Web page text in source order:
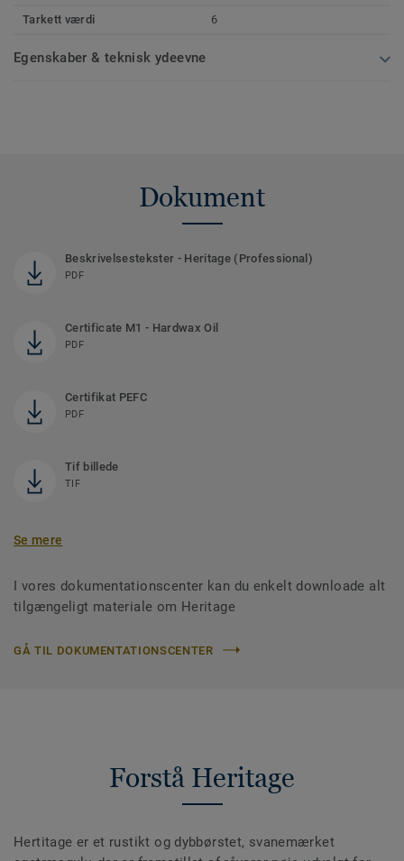
Tarkett værdi 6
Egenskaber & teknisk ydeevne
Dokument
Beskrivelsestekster - Heritage (Professional)
PDF
Certificate M1 - Hardwax Oil
PDF
Certifikat PEFC
PDF
Tif billede
TIF
Se mere
I vores dokumentationscenter kan du enkelt downloade alt
tilgængeligt materiale om Heritage
GÅ TIL DOKUMENTATIONSCENTER
Forstå Heritage
Hertitage er et rustikt og dybbørstet, svanemærket